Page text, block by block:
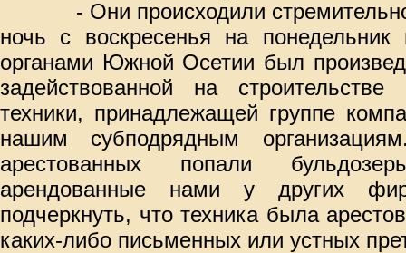
- Они происходили
ночь с воскресенья на понедельник
органами Южной Осетии был
задействованной на строительстве
техники, принадлежащей группе
нашим субподрядным
арестованных попали
арендованные нами у других
подчеркнуть, что техника была
каких-либо письменных или устных